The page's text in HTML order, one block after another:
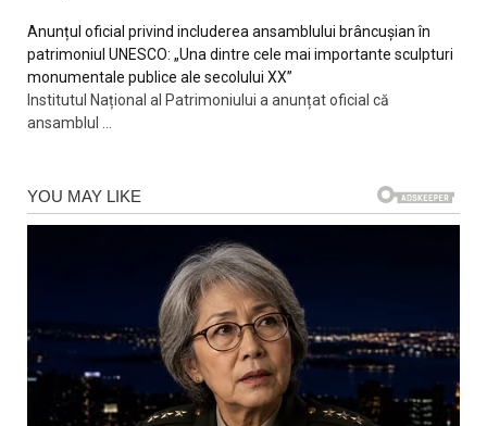
Anunțul oficial privind includerea ansamblului brâncușian în
patrimoniul UNESCO: „Una dintre cele mai importante sculpturi
monumentale publice ale secolului XX”
Institutul Național al Patrimoniului a anunțat oficial că
ansamblul